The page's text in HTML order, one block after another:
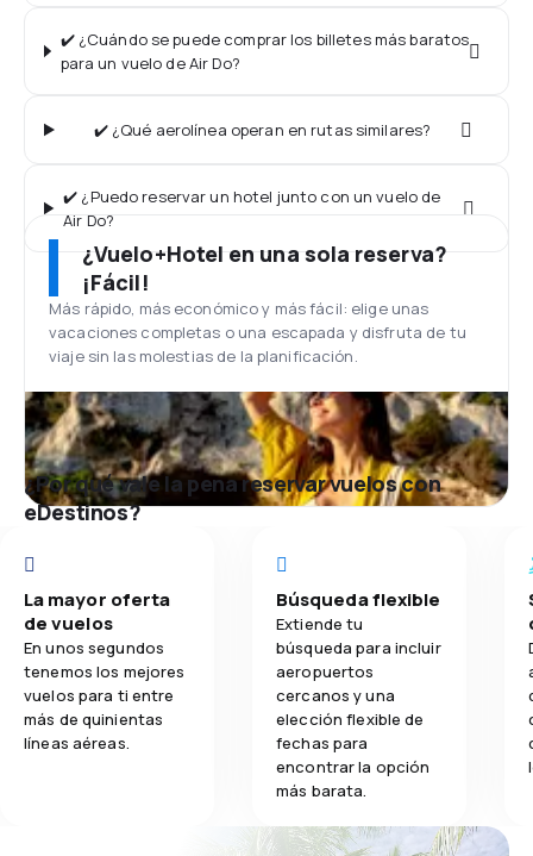
✔️ ¿Cuándo se puede comprar los billetes más baratos
para un vuelo de Air Do?
✔️ ¿Qué aerolínea operan en rutas similares?
✔️ ¿Puedo reservar un hotel junto con un vuelo de
Air Do?
¿Vuelo+Hotel en una sola reserva?
¡Fácil!
Más rápido, más económico y más fácil: elige unas
vacaciones completas o una escapada y disfruta de tu
viaje sin las molestias de la planificación.
¿Por qué vale la pena reservar vuelos con
eDestinos?
La mayor oferta
de vuelos
En unos segundos
tenemos los mejores
vuelos para ti entre
más de quinientas
líneas aéreas.
Búsqueda flexible
Extiende tu
búsqueda para incluir
aeropuertos
cercanos y una
elección flexible de
fechas para
encontrar la opción
más barata.